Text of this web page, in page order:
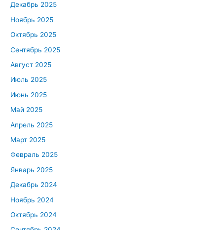
Декабрь 2025
Ноябрь 2025
Октябрь 2025
Сентябрь 2025
Август 2025
Июль 2025
Июнь 2025
Май 2025
Апрель 2025
Март 2025
Февраль 2025
Январь 2025
Декабрь 2024
Ноябрь 2024
Октябрь 2024